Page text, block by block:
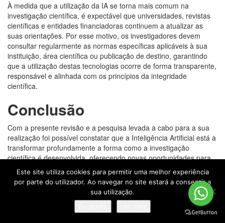
À medida que a utilização da IA se torna mais comum na
investigação científica, é expectável que universidades, revistas
científicas e entidades financiadoras continuem a atualizar as
suas orientações. Por esse motivo, os investigadores devem
consultar regularmente as normas específicas aplicáveis à sua
instituição, área científica ou publicação de destino, garantindo
que a utilização destas tecnologias ocorre de forma transparente,
responsável e alinhada com os princípios da integridade
científica.
Conclusão
Com a presente revisão e a pesquisa levada a cabo para a sua
realização foi possível constatar que a Inteligência Artificial está a
transformar profundamente a forma como a investigação
científica é desenvolvida, oferecendo novas oportunidades para
aumentar a eficiência, facilitar o acesso à informação e apoiar
diversas tarefas ao longo do processo de investigação, sendo
cada vez mais as ferramentas de IA generativa que podem
contribuir para a pesquisa bibliográfica, organização de
metodológico, permitindo que os investigadores reduzam o
Este site utiliza cookies para permitir uma melhor experiência
por parte do utilizador. Ao navegar no site estará a consentir a
sua utilização.